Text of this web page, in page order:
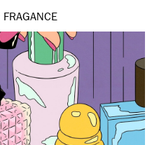
FRAGANCE